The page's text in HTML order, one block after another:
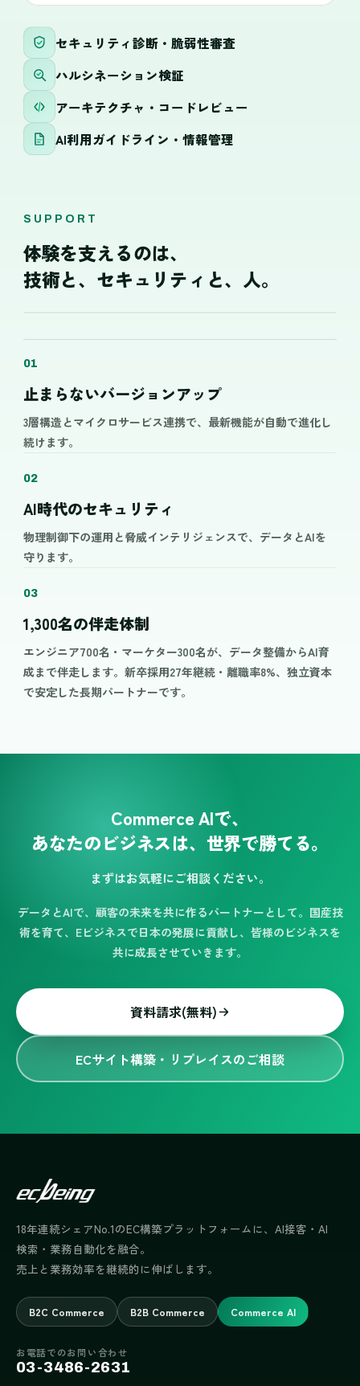
セキュリティ診断・脆弱性審査
ハルシネーション検証
アーキテクチャ・コードレビュー
AI利用ガイドライン・情報管理
SUPPORT
体験を支えるのは、
技術と、セキュリティと、人。
01
止まらないバージョンアップ
3層構造とマイクロサービス連携で、最新機能が自動で進化し
続けます。
02
AI時代のセキュリティ
物理制御下の運用と脅威インテリジェンスで、データとAIを
守ります。
03
1,300名の伴走体制
エンジニア700名・マーケター300名が、データ整備からAI育
成まで伴走します。新卒採用27年継続・離職率8%、独立資本
で安定した長期パートナーです。
Commerce AIで、
あなたのビジネスは、世界で勝てる。
まずはお気軽にご相談ください。
データとAIで、顧客の未来を共に作るパートナーとして。国産技
術を育て、Eビジネスで日本の発展に貢献し、皆様のビジネスを
共に成長させていきます。
資料請求(無料)
ECサイト構築・リプレイスのご相談
18年連続シェアNo.1のEC構築プラットフォームに、AI接客・AI
検索・業務自動化を融合。
売上と業務効率を継続的に伸ばします。
B2C Commerce B2B Commerce Commerce AI
お電話でのお問い合わせ
03-3486-2631